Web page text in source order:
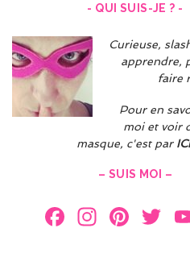
- QUI SUIS-JE ? -
Curieuse,
apprendre,
faire
Pour en
moi et voir
masque, c'est par ICI
– SUIS MOI –
F
In Pi T